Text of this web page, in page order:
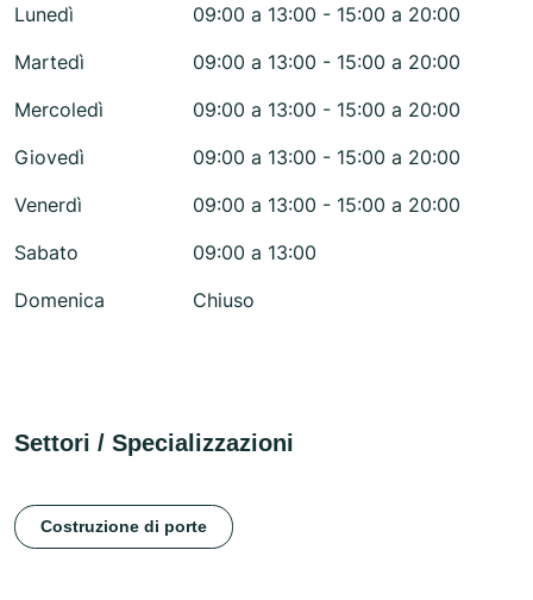
Lunedì
09:00 a 13:00 - 15:00 a 20:00
Martedì
09:00 a 13:00 - 15:00 a 20:00
Mercoledì
09:00 a 13:00 - 15:00 a 20:00
Giovedì
09:00 a 13:00 - 15:00 a 20:00
Venerdì
09:00 a 13:00 - 15:00 a 20:00
Sabato
09:00 a 13:00
Domenica
Chiuso
Settori / Specializzazioni
Costruzione di porte